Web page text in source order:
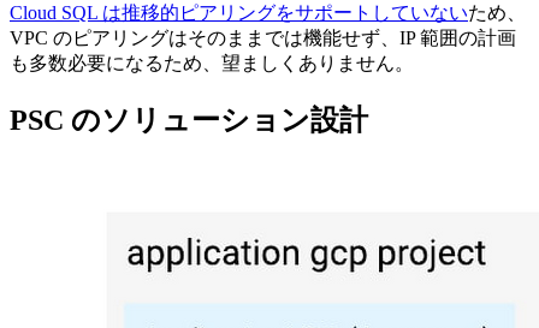
Cloud SQL は推移的ピアリングをサポートしていないため、
VPC のピアリングはそのままでは機能せず、IP 範囲の計画
も多数必要になるため、望ましくありません。
PSC のソリューション設計